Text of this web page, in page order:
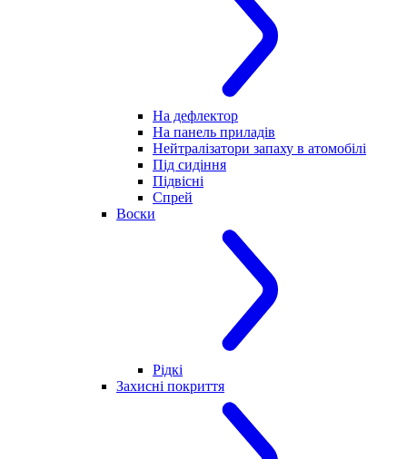
На дефлектор
На панель приладів
Нейтралізатори запаху в атомобілі
Під сидіння
Підвісні
Спрей
Воски
Рідкі
Захисні покриття